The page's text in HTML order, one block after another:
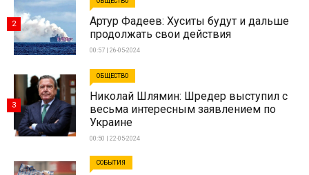
Артур Фадеев: Хуситы будут и дальше
продолжать свои действия
00:57 | 26-05-2024
2
ОБЩЕСТВО
Николай Шлямин: Шредер выступил с
весьма интересным заявлением по
Украине
00:50 | 22-05-2024
3
СОБЫТИЯ